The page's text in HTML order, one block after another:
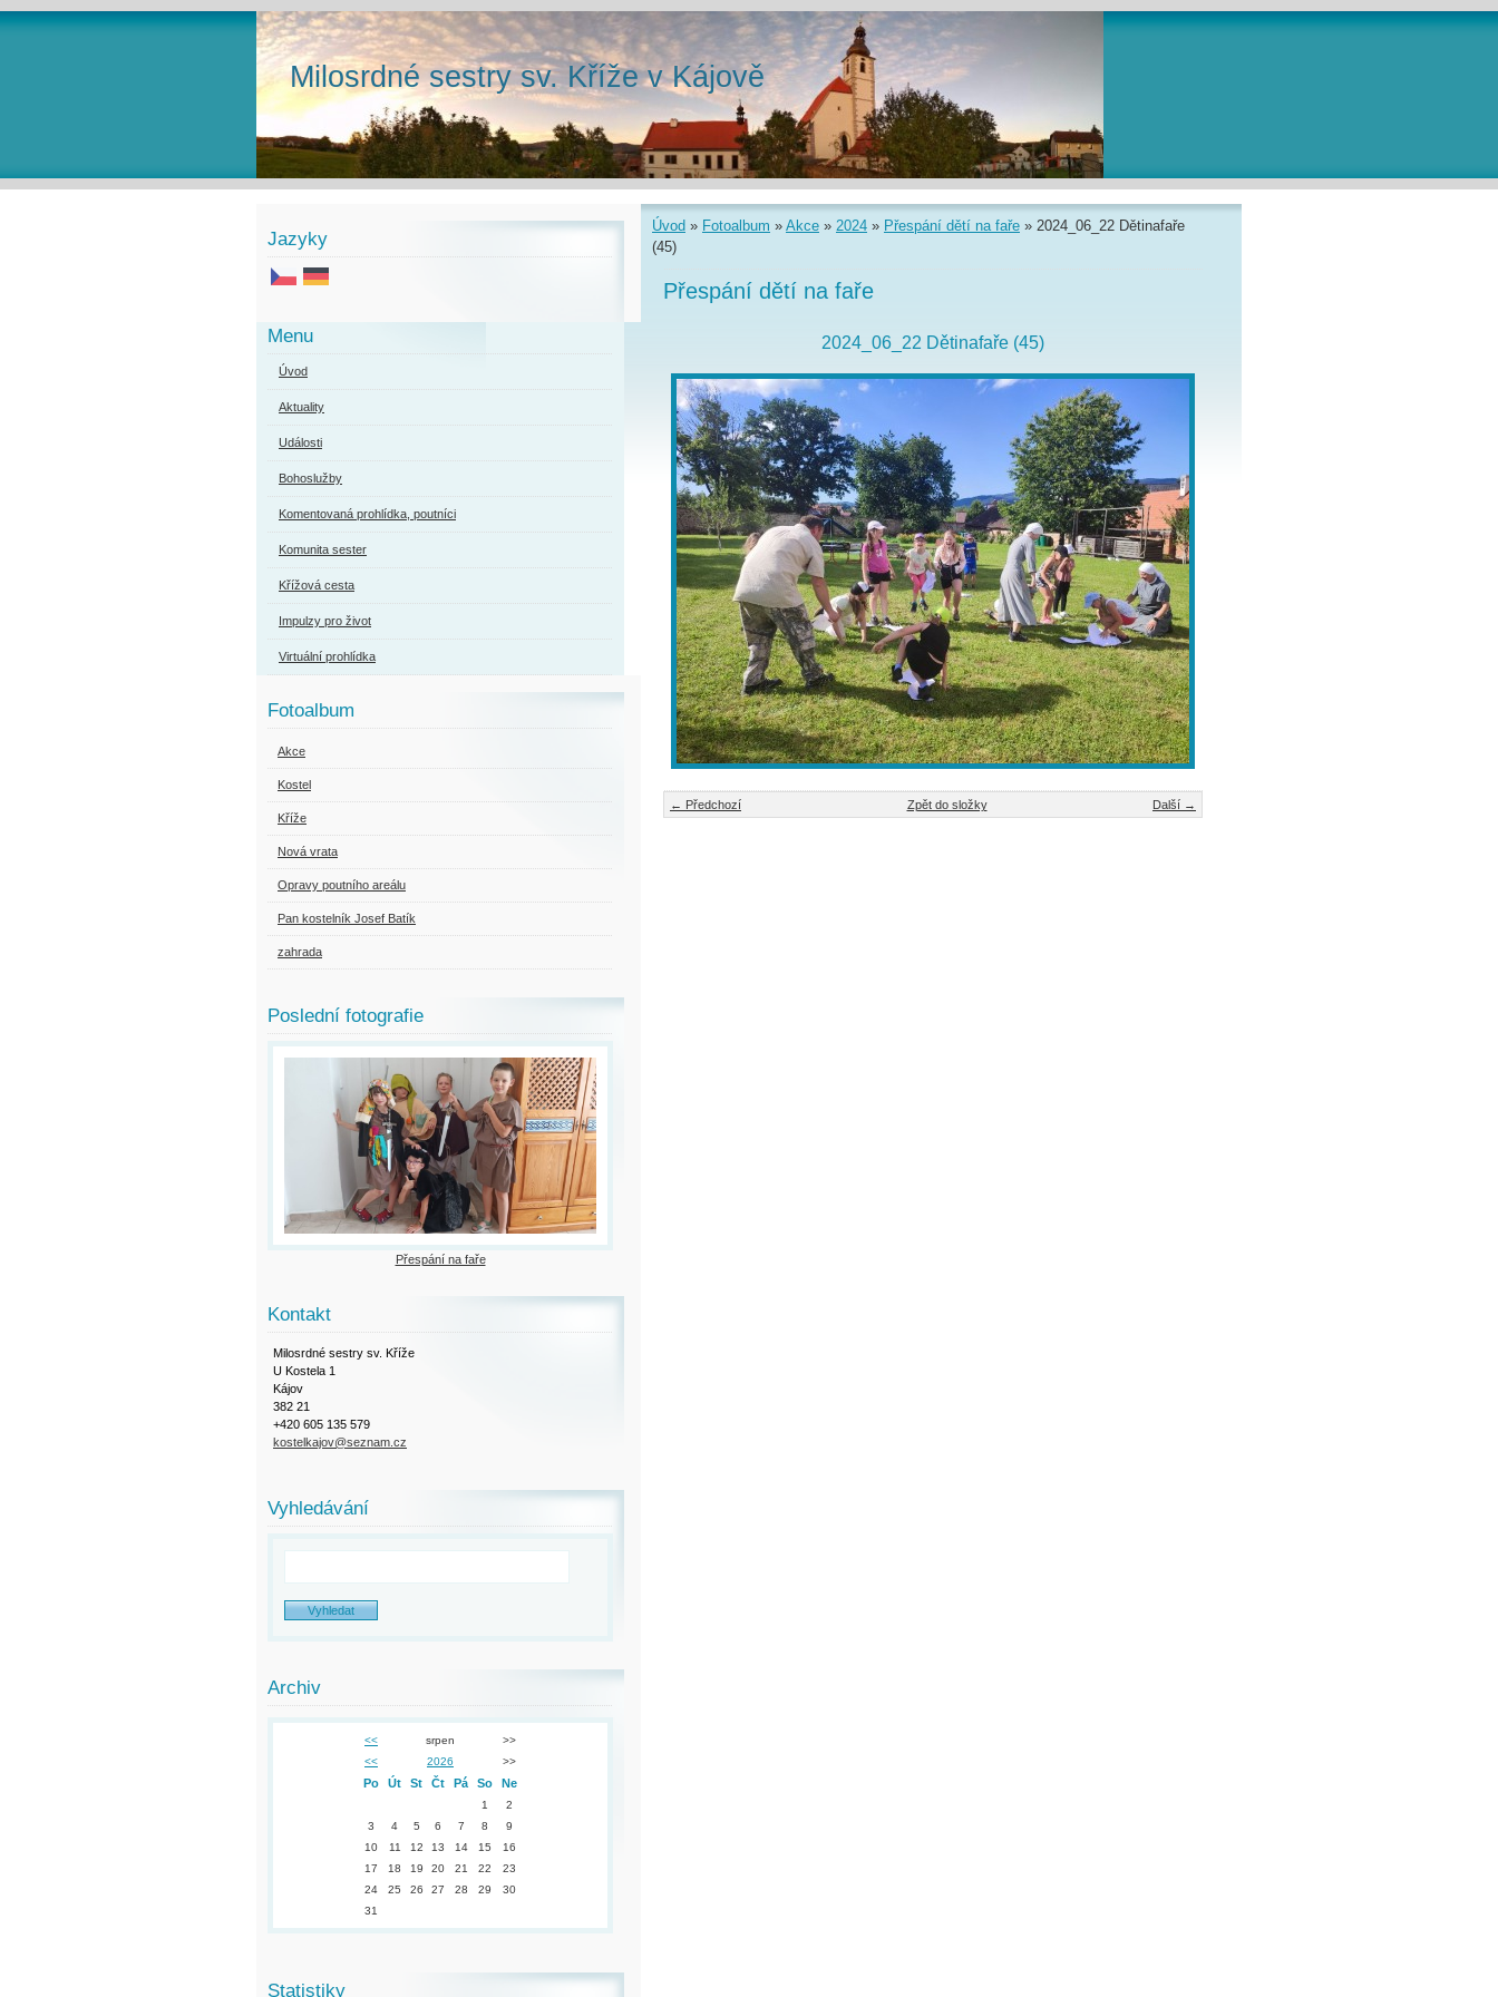
Milosrdné sestry sv. Kříže v Kájově
Úvod » Fotoalbum » Akce » 2024 » Přespání dětí na faře » 2024_06_22 Dětinafaře
(45)
Přespání dětí na faře
2024_06_22 Dětinafaře (45)
← Předchozí Další →
Zpět do složky
Jazyky
Menu
Úvod
Aktuality
Události
Bohoslužby
Komentovaná prohlídka, poutníci
Komunita sester
Křížová cesta
Impulzy pro život
Virtuální prohlídka
Fotoalbum
Akce
Kostel
Kříže
Nová vrata
Opravy poutního areálu
Pan kostelník Josef Batík
zahrada
Poslední fotografie
Přespání na faře
Kontakt
Milosrdné sestry sv. Kříže
U Kostela 1
Kájov
382 21
+420 605 135 579
kostelkajov@seznam.cz
Vyhledávání
Archiv
<< srpen
>>
<<
2026 >>
Po Út St Čt Pá So Ne
1
2
3
4 5 6 7 8
9
10
11 12 13 14 15
16
17
18 19 20 21 22
23
24
25 26 27 28 29
30
31
Statistiky